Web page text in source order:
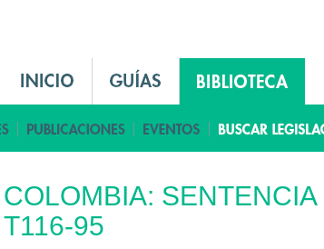
i
n
e
n
COLOMBIA: SENTENCIA
T116-95